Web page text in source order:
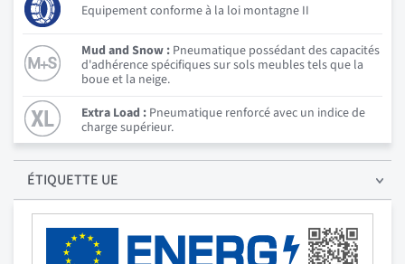
Equipement conforme à la loi montagne II
Mud and Snow : Pneumatique possédant des capacités
d'adhérence spécifiques sur sols meubles tels que la
boue et la neige.
Extra Load : Pneumatique renforcé avec un indice de
charge supérieur.
ÉTIQUETTE UE